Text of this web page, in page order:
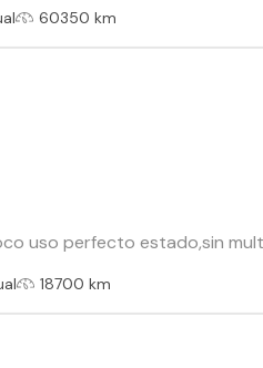
60350 km
uso perfecto estado,sin
18700 km